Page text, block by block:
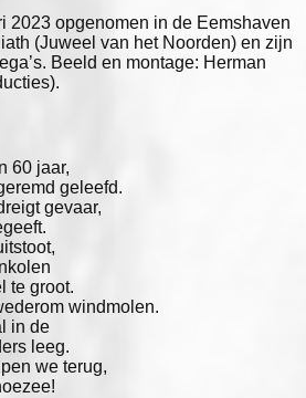
2023 opgenomen in de Eemshaven
(Juweel van het Noorden) en zijn
Beeld en montage: Herman
60 jaar,
geleefd.
gevaar,
te groot.
windmolen.
in de
leeg.
we terug,